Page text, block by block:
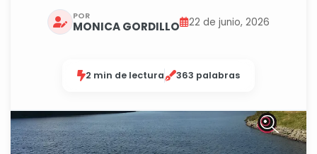
POR
MONICA GORDILLO 22 de junio, 2026
2 min de lectura 363 palabras